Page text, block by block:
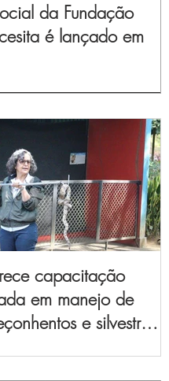
da Fundação
é lançado em
capacitação
em manejo de
e silvestres